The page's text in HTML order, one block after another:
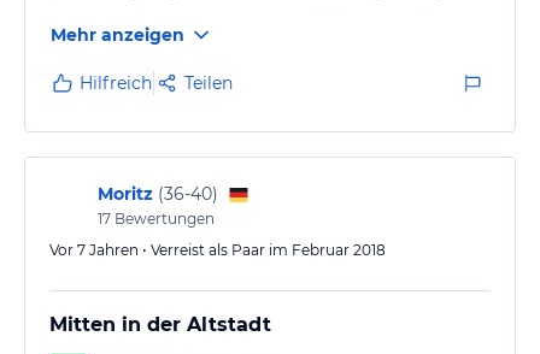
Das das Zimmer natürlich noch nicht fertig war, kann
ich absolut verstehen. Deshalb wurde mein Gepäck
solange verstaut, bis ich dann einchecken könnte.
Das Zimmer hatte ich in Euro zahlen wollen, das war
zunächst für den Mitarbeiter etwas zu kompliziert,
sodass ich angeboten habe, falls es…
Mehr anzeigen
Hilfreich Teilen
Moritz (36-40)
17 Bewertungen
Vor 7 Jahren • Verreist als Paar im Februar 2018
Mitten in der Altstadt